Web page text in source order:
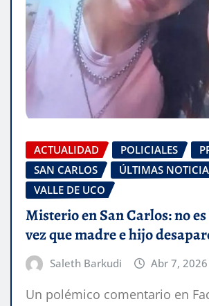
ACTUALIDAD POLICIALES
SAN CARLOS
ÚLTIMAS
VALLE DE UCO
Misterio en San Carlos: no
vez que madre e hijo
Saleth Barkudi Abr 7, 2026
Un polémico comentario en